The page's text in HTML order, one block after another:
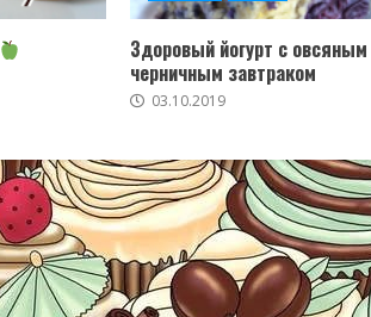
Здоровый йогурт с овсяным
черничным завтраком
03.10.2019